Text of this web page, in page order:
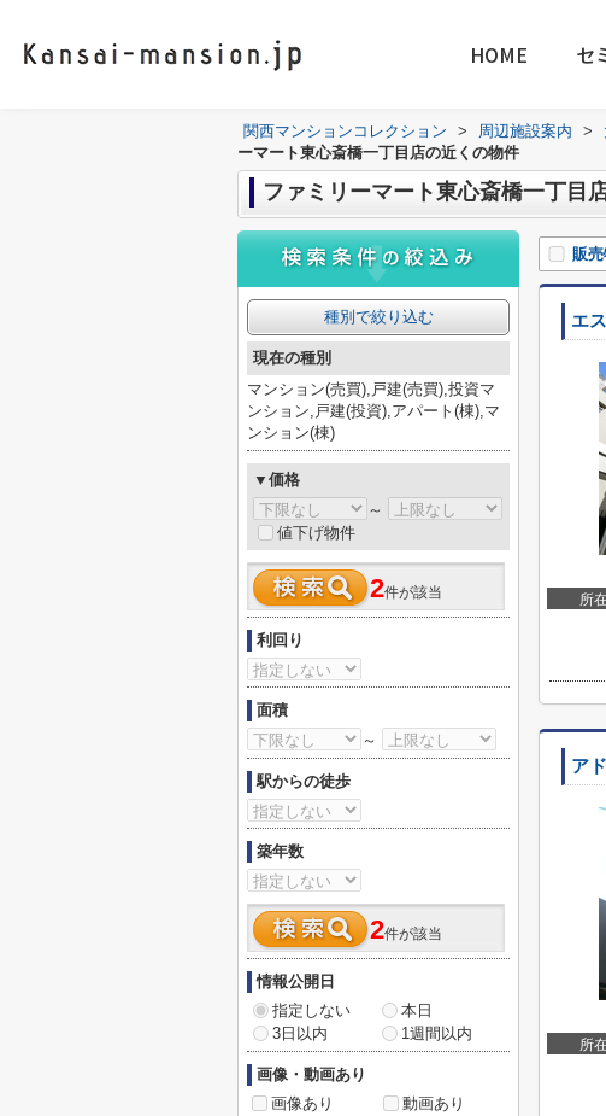
HOME セ
関西マンションコレクション > 周辺施設案内 >
ーマート東心斎橋一丁目店の近くの物件
ファミリーマート東心斎橋一丁目
販
エ
所
ア
所
種別で絞り込む
現在の種別
マンション(売買),戸建(売買),投資マ
ンション,戸建(投資),アパート(棟),マ
ンション(棟)
▼価格
～
値下げ物件
2件が該当
利回り
面積
～
駅からの徒歩
築年数
2件が該当
情報公開日
指定しない
本日
3日以内
1週間以内
画像・動画あり
画像あり
動画あり